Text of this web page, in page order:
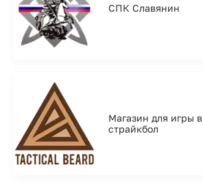
СПК Славянин
Магазин для игры в
страйкбол